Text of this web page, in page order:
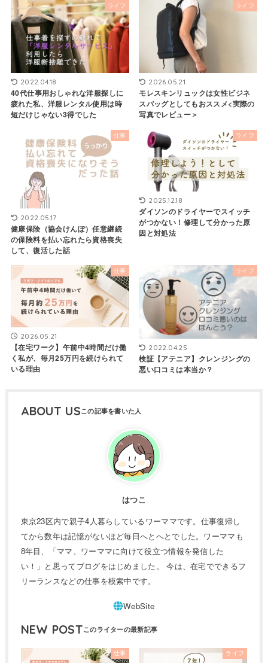
ライフ
2022.04.18
40代仕事用おしゃれな洋服探しに
疲れた私、洋服レンタル使用は時
短だけじゃない3得でした
ライフ
2026.05.21
モレスキンリュックは女性ビジネ
スバッグとしてもおススメ<実際の
写真でレビュー＞
仕事
2022.05.17
健康保険（協会けんぽ）任意継続
の保険料を払い忘れたら資格喪失
して、復活した話
ライフ
2025.12.18
ダイソンのドライヤーでスイッチ
がつかない！修理して分かった原
因と対処法
仕事
2026.05.21
【在宅ワーク】午前中4時間だけ働
く私が、毎月25万円を続けられて
いる理由
ライフ
2022.04.25
検証【アテニア】クレンジングの
悪い口コミは本当か？
ABOUT US
はつこ
東京23区内で親子4人暮らしているワーママです。仕事復帰し
てから数年は記憶がないほど毎日へとへとでした。ワーママも
8年目、「ママ、ワーママに向けて役立つ情報を発信した
い！」と思ってブログをはじめました。 今は、在宅でできるフ
リーランスなどの仕事を模索中です。
NEW POST
仕事 ライフ